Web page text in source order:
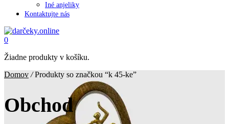
Iné anjeliky
Kontaktujte nás
0
Žiadne produkty v košíku.
Domov /Produkty so značkou “k 45-ke”
Obchod